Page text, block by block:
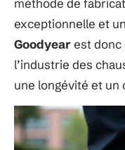
méthode de
exceptionnelle et
Goodyearest donc
l’industrie des
une longévité et un